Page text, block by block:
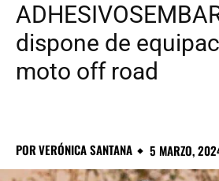
dispone de
moto off road
PORVERÓNICA SANTANA 5 MARZO,